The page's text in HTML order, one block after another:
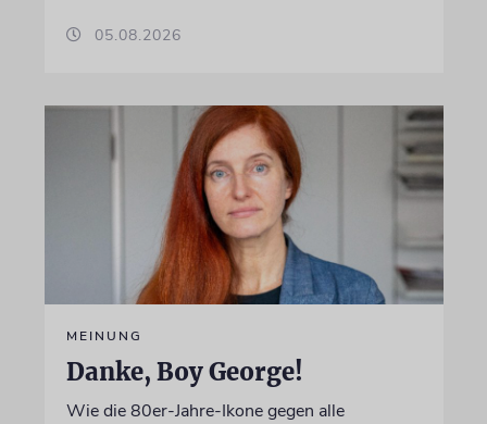
05.08.2026
MEINUNG
Danke, Boy George!
Wie die 80er-Jahre-Ikone gegen alle